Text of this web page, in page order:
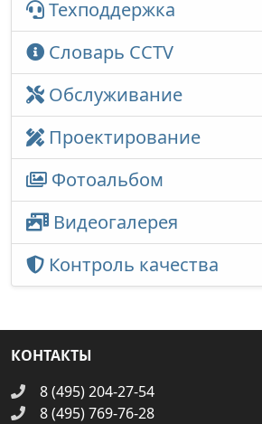
Техподдержка
Словарь CCTV
Обслуживание
Проектирование
Фотоальбом
Видеогалерея
Контроль качества
КОНТАКТЫ
8 (495) 204-27-54
8 (495) 769-76-28